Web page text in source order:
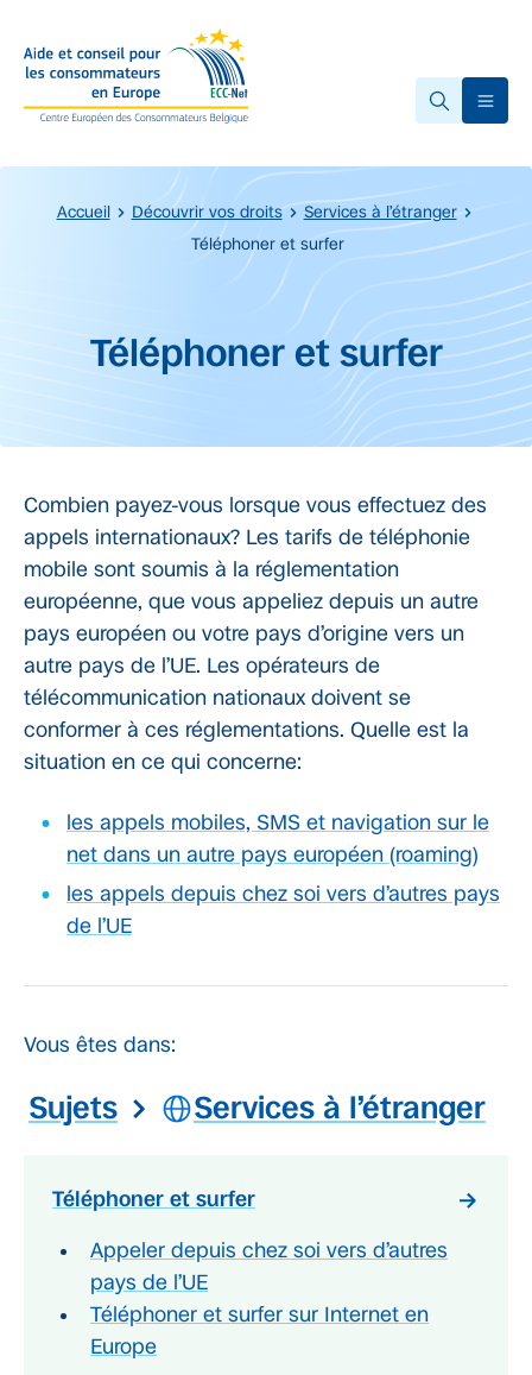
Accueil Découvrir vos droits
Services à l’étranger
Téléphoner et surfer
Début du contenu principal.
Téléphoner et surfer
Combien payez-vous lorsque vous effectuez des
appels internationaux? Les tarifs de téléphonie
mobile sont soumis à la réglementation
européenne, que vous appeliez depuis un autre
pays européen ou votre pays d’origine vers un
autre pays de l’UE. Les opérateurs de
télécommunication nationaux doivent se
conformer à ces réglementations. Quelle est la
situation en ce qui concerne:
les appels mobiles, SMS et navigation sur le
net dans un autre pays européen (roaming)
les appels depuis chez soi vers d’autres pays
de l’UE
Vous êtes dans:
Sujets Services à l’étranger
Téléphoner et surfer
Appeler depuis chez soi vers d’autres
pays de l’UE
Téléphoner et surfer sur Internet en
Europe